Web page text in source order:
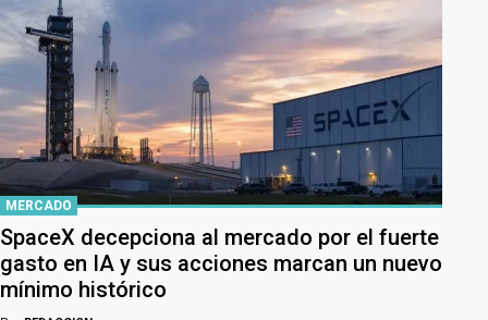
MERCADO
SpaceX decepciona al mercado por el fuerte
gasto en IA y sus acciones marcan un nuevo
mínimo histórico